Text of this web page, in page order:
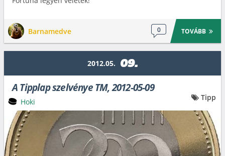
Barnamedve 0 TOVÁBB
2012.05. 09.
A Tipplap szelvénye TM, 2012-05-09
Hoki Tipp